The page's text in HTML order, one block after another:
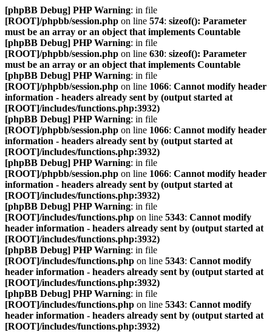
[phpBB Debug] PHP Warning: in file
[ROOT]/phpbb/session.php on line 574: sizeof(): Parameter
must be an array or an object that implements Countable
[phpBB Debug] PHP Warning: in file
[ROOT]/phpbb/session.php on line 630: sizeof(): Parameter
must be an array or an object that implements Countable
[phpBB Debug] PHP Warning: in file
[ROOT]/phpbb/session.php on line 1066: Cannot modify header
information - headers already sent by (output started at
[ROOT]/includes/functions.php:3932)
[phpBB Debug] PHP Warning: in file
[ROOT]/phpbb/session.php on line 1066: Cannot modify header
information - headers already sent by (output started at
[ROOT]/includes/functions.php:3932)
[phpBB Debug] PHP Warning: in file
[ROOT]/phpbb/session.php on line 1066: Cannot modify header
information - headers already sent by (output started at
[ROOT]/includes/functions.php:3932)
[phpBB Debug] PHP Warning: in file
[ROOT]/includes/functions.php on line 5343: Cannot modify
header information - headers already sent by (output started at
[ROOT]/includes/functions.php:3932)
[phpBB Debug] PHP Warning: in file
[ROOT]/includes/functions.php on line 5343: Cannot modify
header information - headers already sent by (output started at
[ROOT]/includes/functions.php:3932)
[phpBB Debug] PHP Warning: in file
[ROOT]/includes/functions.php on line 5343: Cannot modify
header information - headers already sent by (output started at
[ROOT]/includes/functions.php:3932)